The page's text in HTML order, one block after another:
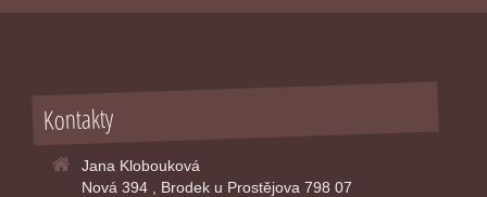
Kontakty
Jana Klobouková
Nová 394 , Brodek u Prostějova 798 07